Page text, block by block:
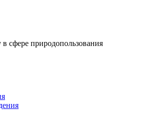
сфере природопользования